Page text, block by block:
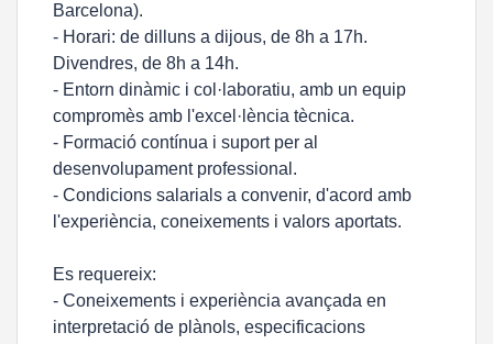
Barcelona).
- Horari: de dilluns a dijous, de 8h a 17h.
Divendres, de 8h a 14h.
- Entorn dinàmic i col·laboratiu, amb un equip
compromès amb l'excel·lència tècnica.
- Formació contínua i suport per al
desenvolupament professional.
- Condicions salarials a convenir, d'acord amb
l'experiència, coneixements i valors aportats.
Es requereix:
- Coneixements i experiència avançada en
interpretació de plànols, especificacions